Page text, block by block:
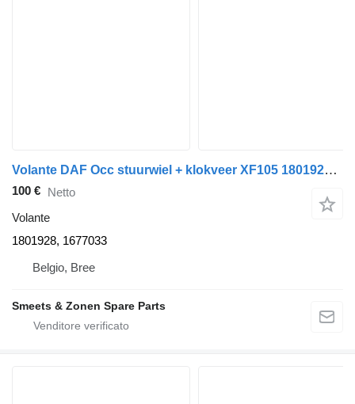
Volante DAF Occ stuurwiel + klokveer XF105 1801928, 1677033 per trattore stradale
100 € Netto
Volante
1801928, 1677033
Belgio, Bree
Smeets & Zonen Spare Parts